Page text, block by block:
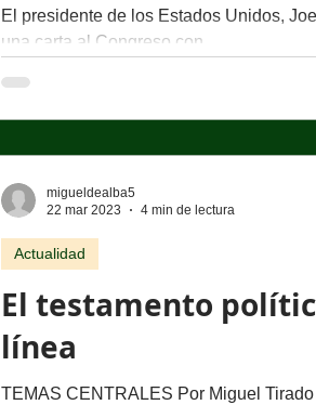
El presidente de los Estados Unidos,
una carta al Congreso con...
El testamento
línea
TEMAS CENTRALES Por Miguel
Actualidad
migueldealba5
22 mar 2023
4 min de lectura